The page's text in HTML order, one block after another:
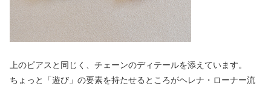
上のピアスと同じく、チェーンのディテールを添えています。
ちょっと「遊び」の要素を持たせるところがヘレナ・ローナー流